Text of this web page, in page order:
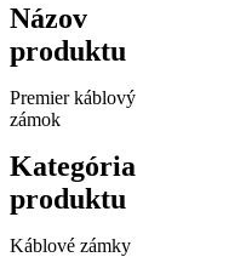
Názov
produktu
Premier káblový
zámok
Kategória
produktu
Káblové zámky